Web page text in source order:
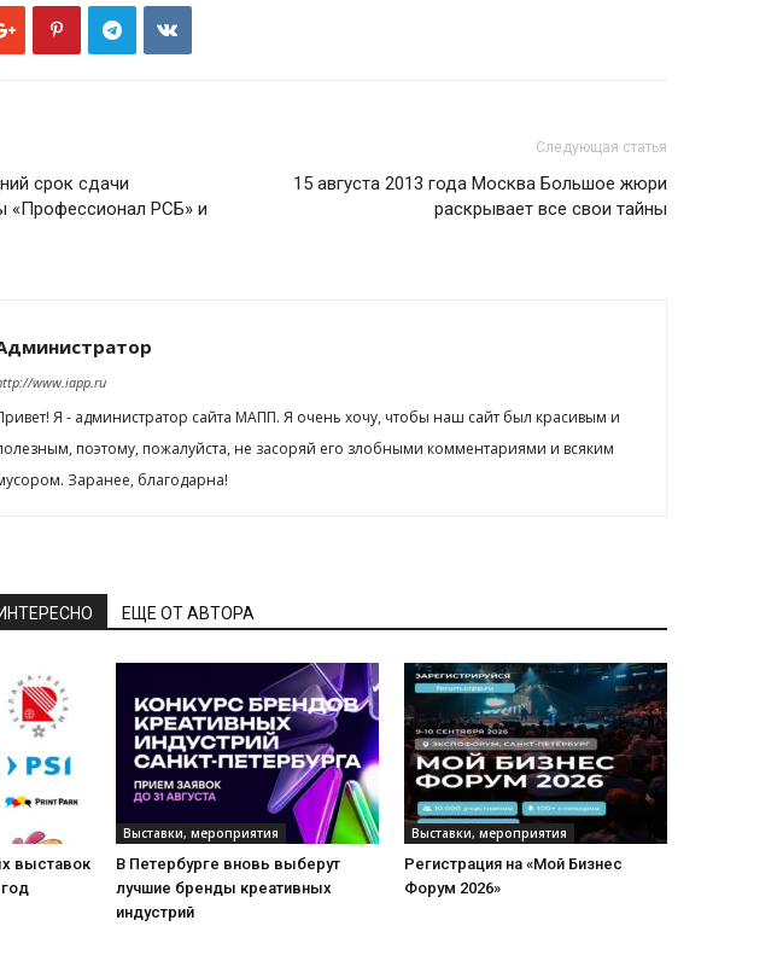
срок сдачи
«Профессионал РСБ» и
Следующая статья
15 августа 2013 года Москва Большое жюри
раскрывает все свои тайны
www.iapp.ru
Я - администратор сайта МАПП. Я очень хочу, чтобы наш сайт был красивым и
поэтому, пожалуйста, не засоряй его злобными комментариями и всяким
Заранее, благодарна!
ЕЩЕ ОТ АВТОРА
выставок
Выставки, мероприятия
В Петербурге вновь выберут
лучшие бренды креативных
индустрий
Выставки, мероприятия
Регистрация на «Мой Бизнес
Форум 2026»